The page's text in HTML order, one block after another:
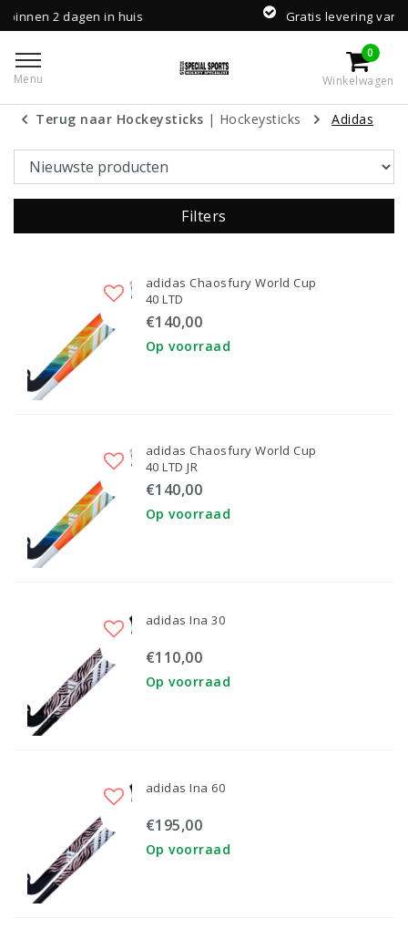
huis Gratis levering vanaf €100,-
Menu
0
Winkelwagen
Terug naar Hockeysticks | Hockeysticks Adidas
Filters
adidas Chaosfury World Cup
40 LTD
€140,00
Op voorraad
adidas Chaosfury World Cup
40 LTD JR
€140,00
Op voorraad
adidas Ina 30
€110,00
Op voorraad
adidas Ina 60
€195,00
Op voorraad